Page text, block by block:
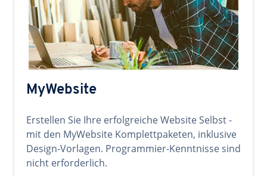
MyWebsite
Erstellen Sie Ihre erfolgreiche Website Selbst -
mit den MyWebsite Komplettpaketen, inklusive
Design-Vorlagen. Programmier-Kenntnisse sind
nicht erforderlich.